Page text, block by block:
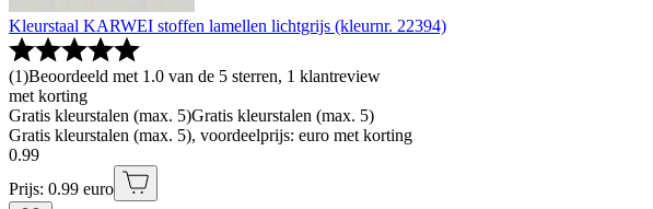
Kleurstaal KARWEI stoffen lamellen lichtgrijs (kleurnr. 22394)
(1)Beoordeeld met 1.0 van de 5 sterren, 1 klantreview
met korting
Gratis kleurstalen (max. 5)Gratis kleurstalen (max. 5)
Gratis kleurstalen (max. 5), voordeelprijs: euro met korting
0.99
Prijs: 0.99 euro